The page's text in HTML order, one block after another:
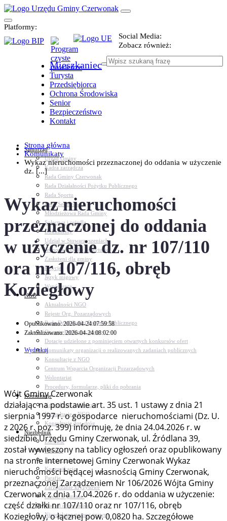
Platformy:
Social Media:
Zobacz również:
Mieszkaniec
Turysta
Przedsiębiorca
Ochrona Środowiska
Senior
Bezpieczeństwo
Kontakt
Samorząd
Urząd Gminy
Kadra zarządcza
Rada Gminy Czerwonak
Rada Działalności Pożytku Publicznego
Rada Sportu
Rada Seniorów
Młodzieżowa Rada Gminy
Sołectwa i osiedla
Dokumenty
Udział w Stowarzyszeniach
Jednostki, spółki, instytucje
Zasłużeni dla gminy
Petycje
Język migowy
Współpraca
NGO
Aktualności NGO
Rejestr Org. Pozarządowych
Rada Działalności Pożytku Publicznego
Otwarte konkursy ofert
Dotacje udzielone z pominięciem otwartych konkursów ofert
Komunikaty organizacji o realizowanych zadaniach publicznych
Konsultacje z NGO
Centrum Wsparcia Organizacji Pozarządowych
Wolontariat
Procedury, formularze, pliki do pobrania
Konsultacje
Konsultacje społeczne
Konsultacje z NGO
Konsultacje dot. dróg
Niezbędnik
Zdrowie
Oświata
Bezpieczeństwo
Komunikacja
Parafie
Zarządzanie kryzysowe
C.ześć w gminie!
Budżet obywatelski
Nieodpłatna pomoc prawna
Strona główna
Komunikaty
Wykaz nieruchomości przeznaczonej do oddania w użyczenie
dz. [...]
Wykaz nieruchomości
przeznaczonej do oddania
w użyczenie dz. nr 107/110
ora nr 107/116, obręb
Koziegłowy
Opublikowano: 2026-04-24 07:59:58
Zaktualizowano: 2026-04-24 08:02:00
Wydrukuj
Wójt Gminy Czerwonak
działając na podstawie art. 35 ust. 1 ustawy z dnia 21
sierpnia 1997 r. o gospodarce nieruchomościami (Dz. U.
z 2026 r. poz. 399) informuję, że dnia 24.04.2026 r. w
siedzibie Urzędu Gminy Czerwonak, ul. Źródlana 39,
został wywieszony na tablicy ogłoszeń oraz opublikowany
na stronie internetowej Gminy Czerwonak Wykaz
nieruchomości będącej własnością Gminy Czerwonak,
przeznaczonej Zarządzeniem Nr 106/2026 Wójta Gminy
Czerwonak z dnia 17.04.2026 r. do oddania w użyczenie:
część działki nr 107/110 oraz nr 107/116, obręb
Koziegłowy, o łącznej pow. 0,0820 ha. Szczegółowe